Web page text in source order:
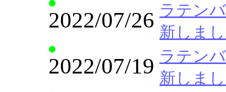
2022/07/26 ラテン
新しま
2022/07/19 ラテン
新しま